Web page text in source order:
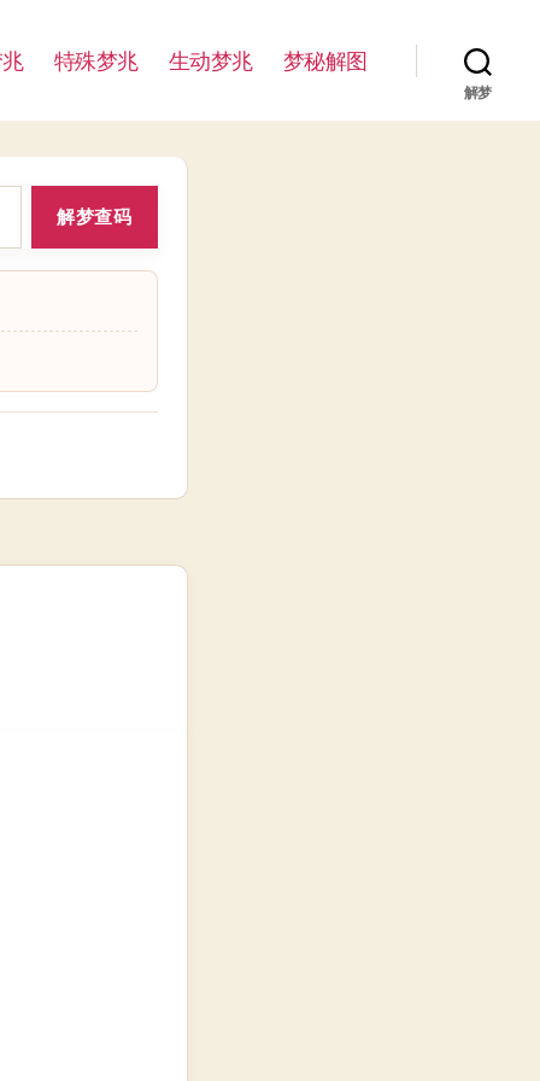
特殊梦兆 生动梦兆 梦秘解图
解梦
解梦查码